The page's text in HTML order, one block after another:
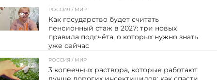
77
РОССИЯ / МИР
Как государство будет считать
пенсионный стаж в 2027: три новых
правила подсчёта, о которых нужно знать
уже сейчас
62
РОССИЯ / МИР
3 копеечных раствора, которые работают